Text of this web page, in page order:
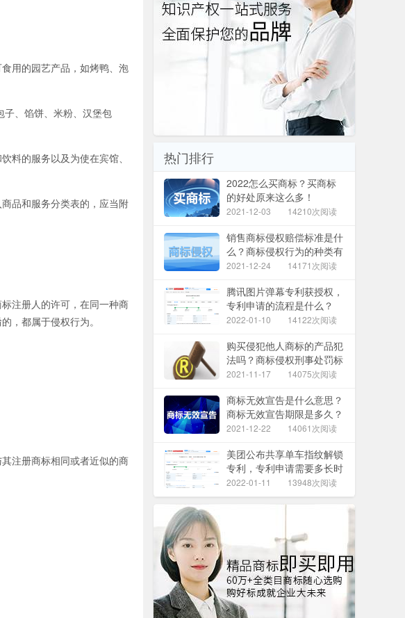
用的园艺产品，如烤鸭、泡
、馅饼、米粉、汉堡包
的服务以及为使在宾馆、
品和服务分类表的，应当附
注册人的许可，在同一种商
，都属于侵权行为。
注册商标相同或者近似的商
热门排行
2022怎么买商标？买商标
的好处原来这么多！
2021-12-03 14210次阅读
销售商标侵权赔偿标准是什
么？商标侵权行为的种类有
哪些？
2021-12-24 14171次阅读
腾讯图片弹幕专利获授权，
专利申请的流程是什么？
2022-01-10 14122次阅读
购买侵犯他人商标的产品犯
法吗？商标侵权刑事处罚标
准是什么？
2021-11-17 14075次阅读
商标无效宣告是什么意思？
商标无效宣告期限是多久？
2021-12-22 14061次阅读
美团公布共享单车指纹解锁
专利，专利申请需要多长时
间？
2022-01-11 13948次阅读